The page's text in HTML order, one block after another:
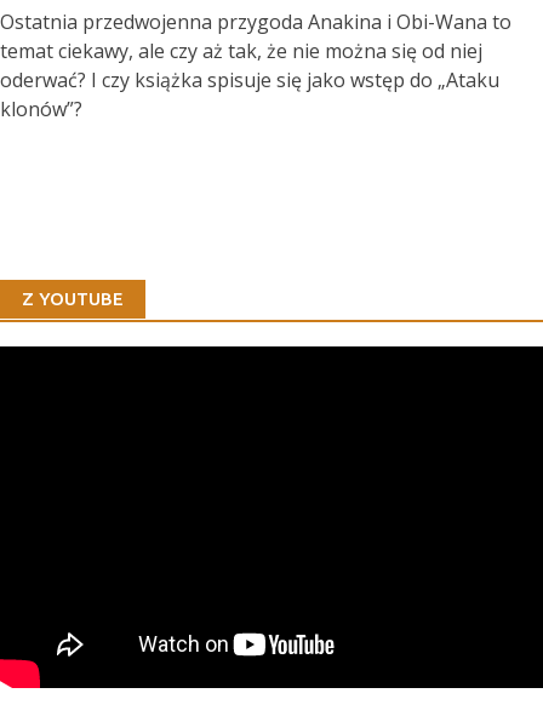
Ostatnia przedwojenna przygoda Anakina i Obi-Wana to
temat ciekawy, ale czy aż tak, że nie można się od niej
oderwać? I czy książka spisuje się jako wstęp do „Ataku
klonów”?
Z YOUTUBE